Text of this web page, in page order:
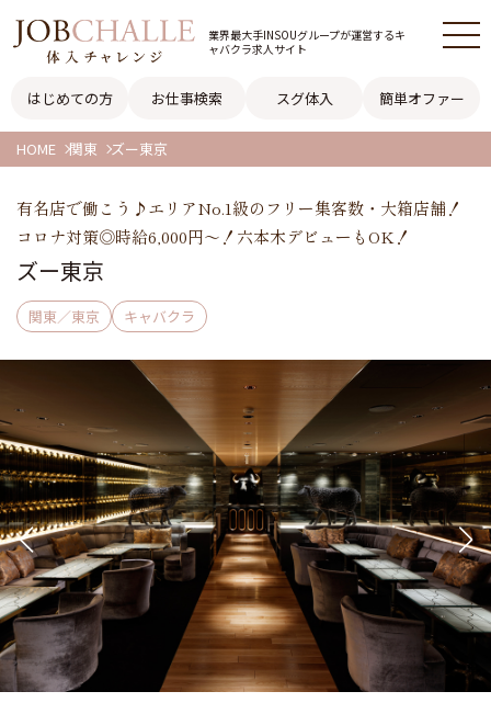
業界最大手INSOUグループが運営するキ
ャバクラ求人サイト
はじめての方 お仕事検索 スグ体入 簡単オファー
HOME 関東 ズー東京
有名店で働こう♪エリアNo.1級のフリー集客数・大箱店舗！
コロナ対策◎時給6,000円～！六本木デビューもOK！
ズー東京
関東／東京 キャバクラ